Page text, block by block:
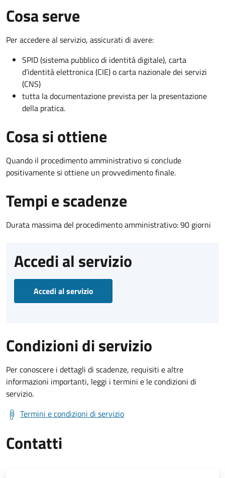
Cosa serve
Per accedere al servizio, assicurati di avere:
SPID (sistema pubblico di identità digitale), carta
d’identità elettronica (CIE) o carta nazionale dei servizi
(CNS)
tutta la documentazione prevista per la presentazione
della pratica.
Cosa si ottiene
Quando il procedimento amministrativo si conclude
positivamente si ottiene un provvedimento finale.
Tempi e scadenze
Durata massima del procedimento amministrativo: 90 giorni
Accedi al servizio
Accedi al servizio
Condizioni di servizio
Per conoscere i dettagli di scadenze, requisiti e altre
informazioni importanti, leggi i termini e le condizioni di
servizio.
Termini e condizioni di servizio
Contatti